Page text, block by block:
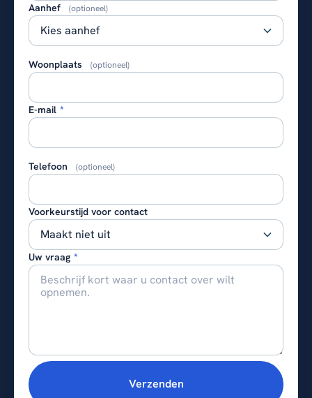
Aanhef (optioneel)
Woonplaats (optioneel)
E-mail *
Telefoon (optioneel)
Voorkeurstijd voor contact
Uw vraag *
Verzenden